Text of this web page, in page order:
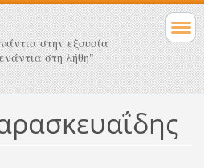
στην εξουσία
στη λήθη"